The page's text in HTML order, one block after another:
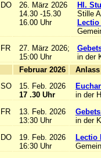
DO
26. März 2026
14.30 -15.30
16.00 Uhr
Hl.
Stille
FR
27. März 2026;
15:00 Uhr
in der
Februar 2026
SO
15. Feb. 2026
17 .30 Uhr
in der
FR
13. Feb. 2026
13:30 Uhr
in der
DO
19. Feb. 2026
16:30 Uhr
Lectio